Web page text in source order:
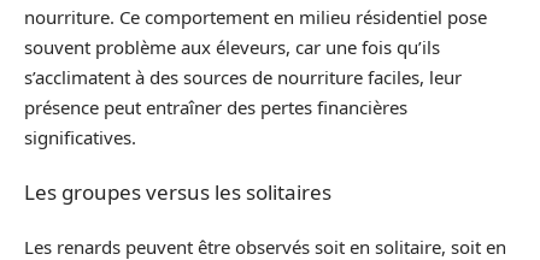
nourriture. Ce comportement en milieu résidentiel pose
souvent problème aux éleveurs, car une fois qu’ils
s’acclimatent à des sources de nourriture faciles, leur
présence peut entraîner des pertes financières
significatives.
Les groupes versus les solitaires
Les renards peuvent être observés soit en solitaire, soit en